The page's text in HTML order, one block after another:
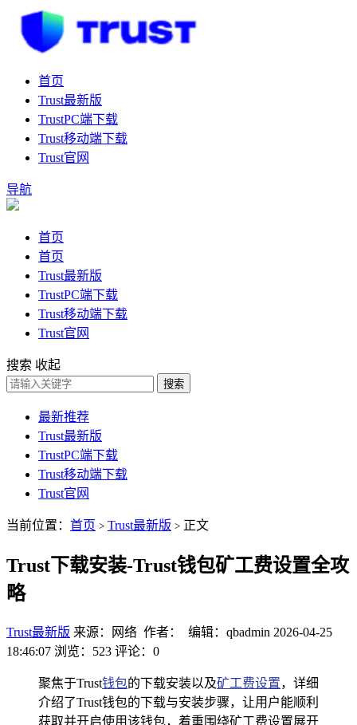
首页
Trust最新版
TrustPC端下载
Trust移动端下载
Trust官网
导航
首页
首页
Trust最新版
TrustPC端下载
Trust移动端下载
Trust官网
搜索 收起
搜索
最新推荐
Trust最新版
TrustPC端下载
Trust移动端下载
Trust官网
当前位置： 首页 > Trust最新版 > 正文
Trust下载安装-Trust钱包矿工费设置全攻
略
Trust最新版 来源：网络 作者： 编辑：qbadmin 2026-04-25
18:46:07 浏览：523 评论：0
聚焦于Trust钱包的下载安装以及矿工费设置，详细
介绍了Trust钱包的下载与安装步骤，让用户能顺利
获取并开启使用该钱包，着重围绕矿工费设置展开